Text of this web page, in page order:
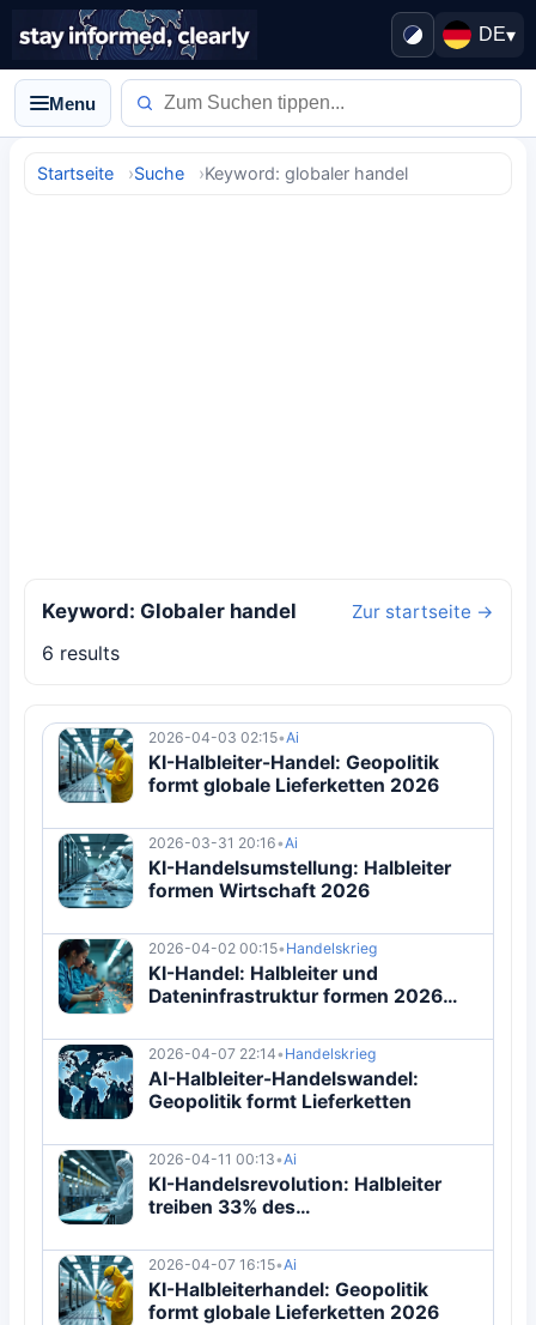
DE▾
Menu
Startseite Suche Keyword: globaler handel
Keyword: Globaler handel Zur startseite →
6 results
2026-04-03 02:15•Ai
KI-Halbleiter-Handel: Geopolitik
formt globale Lieferketten 2026
2026-03-31 20:16•Ai
KI-Handelsumstellung: Halbleiter
formen Wirtschaft 2026
2026-04-02 00:15• Handelskrieg
KI-Handel: Halbleiter und
Dateninfrastruktur formen 2026
2026-04-07 22:14• Handelskrieg
AI-Halbleiter-Handelswandel:
Geopolitik formt Lieferketten
2026-04-11 00:13•Ai
KI-Handelsrevolution: Halbleiter
treiben 33% des
2026-04-07 16:15•Ai
KI-Halbleiterhandel: Geopolitik
formt globale Lieferketten 2026